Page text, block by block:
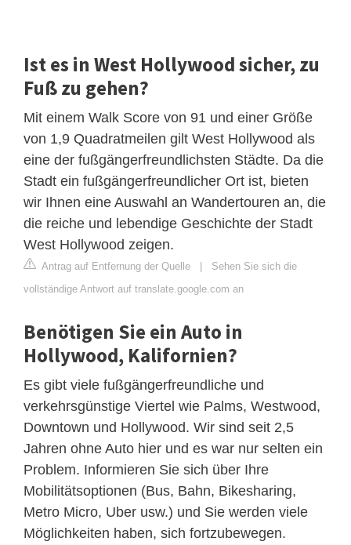
Ist es in West Hollywood sicher, zu
Fuß zu gehen?
Mit einem Walk Score von 91 und einer Größe
von 1,9 Quadratmeilen gilt West Hollywood als
eine der fußgängerfreundlichsten Städte. Da die
Stadt ein fußgängerfreundlicher Ort ist, bieten
wir Ihnen eine Auswahl an Wandertouren an, die
die reiche und lebendige Geschichte der Stadt
West Hollywood zeigen.
Antrag auf Entfernung der Quelle | Sehen Sie sich die
vollständige Antwort auf translate.google.com an
Benötigen Sie ein Auto in
Hollywood, Kalifornien?
Es gibt viele fußgängerfreundliche und
verkehrsgünstige Viertel wie Palms, Westwood,
Downtown und Hollywood. Wir sind seit 2,5
Jahren ohne Auto hier und es war nur selten ein
Problem. Informieren Sie sich über Ihre
Mobilitätsoptionen (Bus, Bahn, Bikesharing,
Metro Micro, Uber usw.) und Sie werden viele
Möglichkeiten haben, sich fortzubewegen.